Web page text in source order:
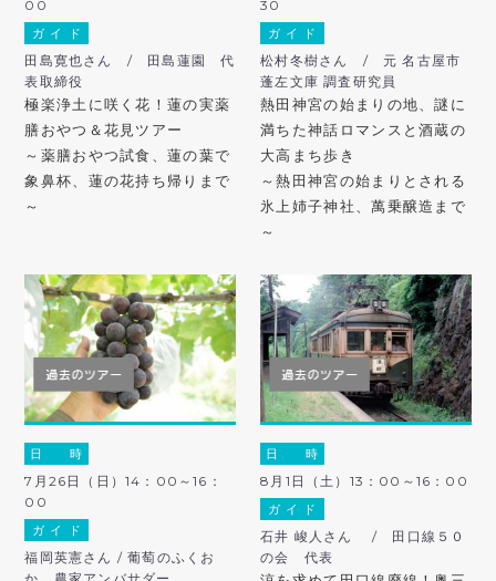
00
ガ イ ド
田島寛也さん / 田島蓮園 代
表取締役
極楽浄土に咲く花！蓮の実薬
膳おやつ＆花見ツアー
～薬膳おやつ試食、蓮の葉で
象鼻杯、蓮の花持ち帰りまで
～
30
ガ イ ド
松村冬樹さん / 元 名古屋市
蓬左文庫 調査研究員
熱田神宮の始まりの地、謎に
満ちた神話ロマンスと酒蔵の
大高まち歩き
～熱田神宮の始まりとされる
氷上姉子神社、萬乗醸造まで
～
日 時
7月26日（日）14：00～16：
00
ガ イ ド
福岡英憲さん / 葡萄のふくお
日 時
8月1日（土）13：00～16：00
ガ イ ド
石井 峻人さん / 田口線５０
の会 代表